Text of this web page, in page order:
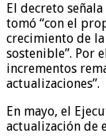
El decreto
tomó “con el
crecimiento de la
sostenible”. Por
incrementos
actualizaciones”.
En mayo, el
actualización de